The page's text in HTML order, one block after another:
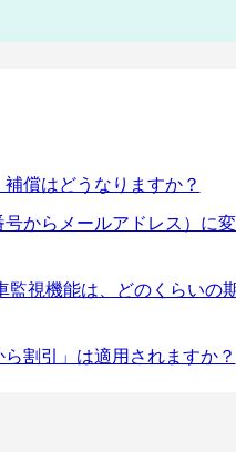
償はどうなりますか？
からメールアドレス）に
視機能は、どのくらいの
割引」は適用されますか？